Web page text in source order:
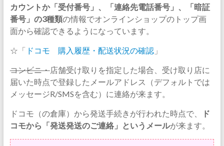
カウントか「受付番号」、「連絡先電話番号」、「暗証
番号」の3種類の情報でオンラインショップのトップ画
面から確認できるようになっています。
☆「 ドコモ 購入履歴・配送状況の確認 」
コンビニ・店舗受け取りを指定した場合、受け取り店に
届いた時点で登録したメールアドレス（デフォルトでは
メッセージR/SMSを含む）に連絡が来ます。
ドコモ（の倉庫）から発送手続きが行われた時点で、
ド
コモから「発送発送のご連絡」というメールが来ます。